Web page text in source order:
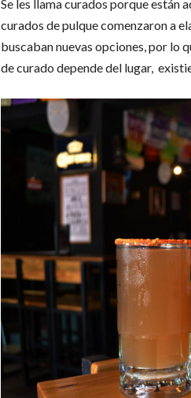
Se les llama curados porque están
curados de pulque comenzaron a
buscaban nuevas opciones, por lo
de curado depende del lugar,